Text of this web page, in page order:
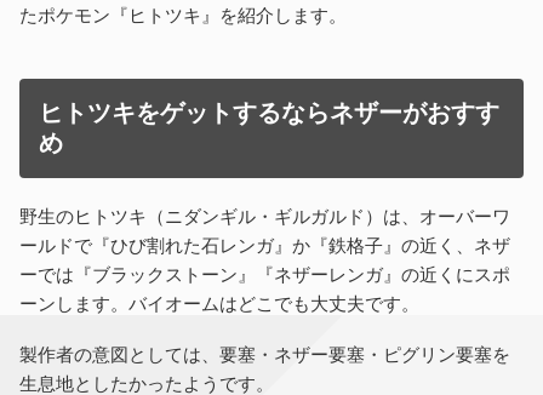
たポケモン『ヒトツキ』を紹介します。
ヒトツキをゲットするならネザーがおすす
め
野生のヒトツキ（ニダンギル・ギルガルド）は、オーバーワ
ールドで『ひび割れた石レンガ』か『鉄格子』の近く、ネザ
ーでは『ブラックストーン』『ネザーレンガ』の近くにスポ
ーンします。バイオームはどこでも大丈夫です。
製作者の意図としては、要塞・ネザー要塞・ピグリン要塞を
生息地としたかったようです。